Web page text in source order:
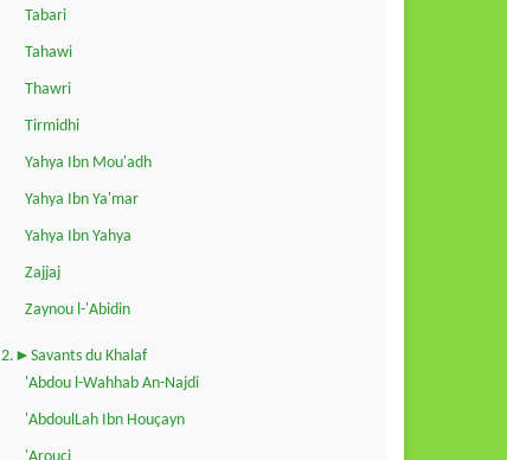
Tabari
Tahawi
Thawri
Tirmidhi
Yahya Ibn Mou'adh
Yahya Ibn Ya'mar
Yahya Ibn Yahya
Zajjaj
Zaynou l-'Abidin
2.►Savants du Khalaf
'Abdou l-Wahhab An-Najdi
'AbdoulLah Ibn Houçayn